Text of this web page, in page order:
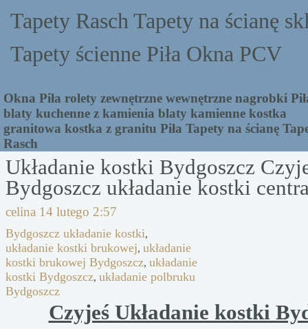
Tapety Rasch Tapety na ścianę
Tapety ścienne Piła Okna PCV
Okna Piła rolety zewnętrzne wewnętrzne nagrobki
blaty kuchenne z kamienia blaty kamienne kostka
granitowa kostka z granitu Piła Tapety na ścianę
Rasch
Układanie kostki Bydgoszcz
Bydgoszcz układanie kostki
celina 14 lutego 2:57
Bydgoszcz układanie kostki,
układanie kostki brukowej, układanie
kostki brukowej Bydgoszcz, układanie
kostki Bydgoszcz, układanie polbruku
Bydgoszcz
Czyjeś Układanie kostki